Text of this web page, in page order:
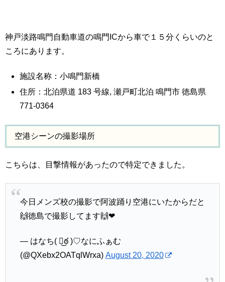
神戸淡路鳴門自動車道の鳴門ICから車で１５分くらいのと
ころにあります。
施設名称：小鳴門新橋
住所：北泊県道 183 号線, 瀬戸町北泊 鳴門市 徳島県
771-0364
空港シーンの撮影場所
こちらは、目撃情報があったので特定できました。
今日メンズ校の撮影で阿波踊り空港にいたからだと
🙌徳島で撮影してます🙌❤
— はなち( ఠ͜ఠ )♡なにふぁむ
(@QXebx2OATqlWrxa) August 20, 2020